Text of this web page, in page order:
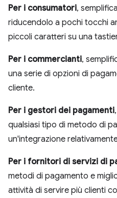
Per i consumatori,
riducendolo a pochi tocchi
piccoli caratteri su una
Per i commercianti,
una serie di opzioni di
cliente.
Per i gestori dei pagamenti
qualsiasi tipo di metodo di
un'integrazione
Per i fornitori di servizi di
metodi di pagamento e
attività di servire più clienti